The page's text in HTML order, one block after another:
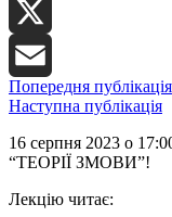
LinkedIn
X
Email
Попередня публікація
Наступна публікація
16 серпня 2023 о
“ТЕОРІЇ ЗМОВИ”!
Лекцію читає: